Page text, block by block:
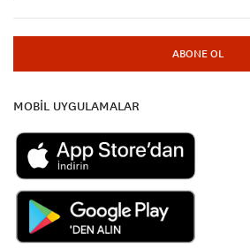
ABONE OL
MOBİL UYGULAMALAR